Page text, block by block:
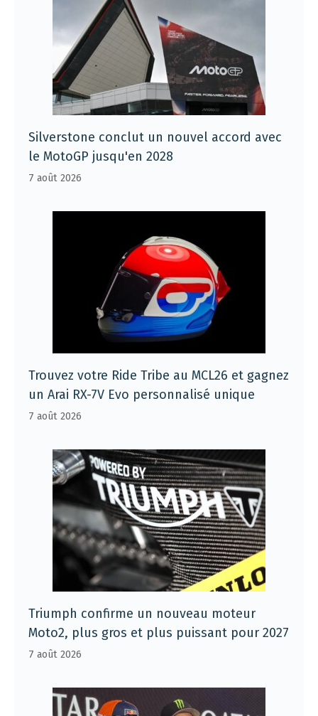
Silverstone conclut un nouvel accord avec
le MotoGP jusqu'en 2028
7 août 2026
Trouvez votre Ride Tribe au MCL26 et gagnez
un Arai RX-7V Evo personnalisé unique
7 août 2026
Triumph confirme un nouveau moteur
Moto2, plus gros et plus puissant pour 2027
7 août 2026